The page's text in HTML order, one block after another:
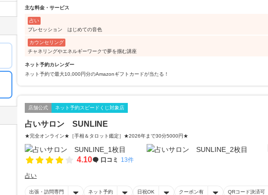
主な料金・サービス
占い
プレセッション はじめての音色
カウンセリング
チャネリングやエネルギーワークで夢を掴む講座
ネット予約カレンダー
ネット予約で最大10,000円分のAmazonギフトカードが当たる！
店舗公式 ネット予約スピードくじ対象店
占いサロン SUNLINE
★完全オンライン★［手相＆タロット鑑定］★2026年まで30分5000円★
4.10 口コミ 13件
占い
出張・訪問専門 ネット予約 日祝OK クーポン有 QRコード決済可